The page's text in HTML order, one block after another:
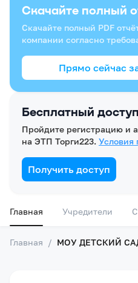
Бесплатный
Пройдите регистрацию и
на ЭТП Торги223. Условия
Получить доступ
Скачайте полный
Скачайте полный PDF
компании согласно
Прямо сейчас
Главная Учредители
Главная / МОУ ДЕТСКИЙ